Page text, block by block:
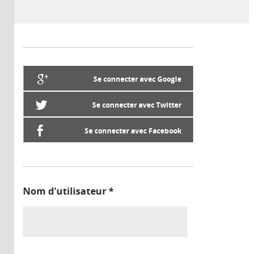
Se connecter avec Google
Se connecter avec Twitter
Se connecter avec Facebook
Nom d'utilisateur*